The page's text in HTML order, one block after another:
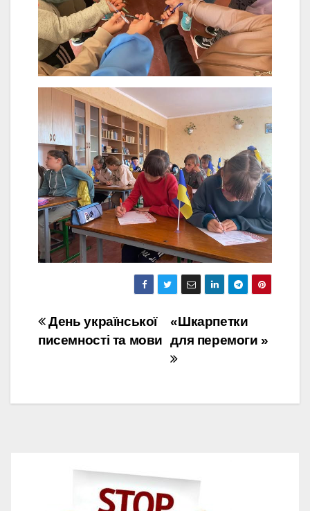
Навігація
«Шкарпетки
для перемоги »
День української
писемності та мови